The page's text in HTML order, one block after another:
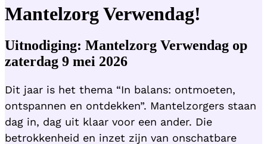
Mantelzorg Verwendag!
Uitnodiging: Mantelzorg Verwendag op
zaterdag 9 mei 2026
Dit jaar is het thema “In balans: ontmoeten,
ontspannen en ontdekken”. Mantelzorgers staan
dag in, dag uit klaar voor een ander. Die
betrokkenheid en inzet zijn van onschatbare